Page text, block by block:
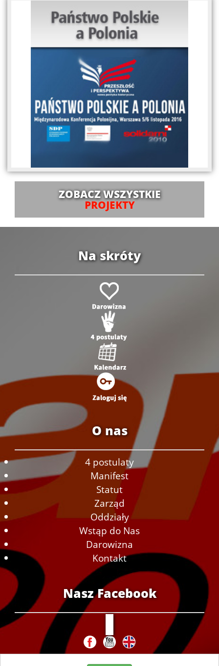
ZOBACZ WSZYSTKIE
PROJEKTY
Na skróty
O nas
4 postulaty
Manifest
Statut
Zarząd
Oddziały
Wstąp do Nas
Darowizna
Kontakt
Nasz Facebook